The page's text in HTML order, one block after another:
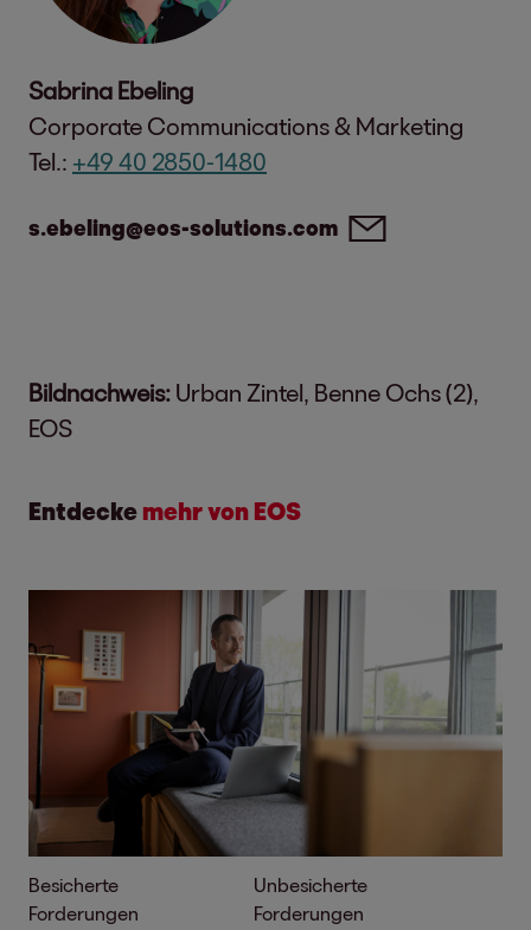
Sabrina Ebeling
Corporate Communications & Marketing
Tel.: +49 40 2850-1480
s.ebeling@eos-solutions.com
Bildnachweis: Urban Zintel, Benne Ochs (2),
EOS
Entdecke mehr von EOS
Besicherte
Forderungen
Unbesicherte
Forderungen